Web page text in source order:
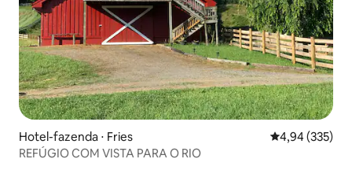
Hotel-fazenda ⋅ Fries 4,94 de uma
4,94 (335)
REFÚGIO COM VISTA PARA O RIO